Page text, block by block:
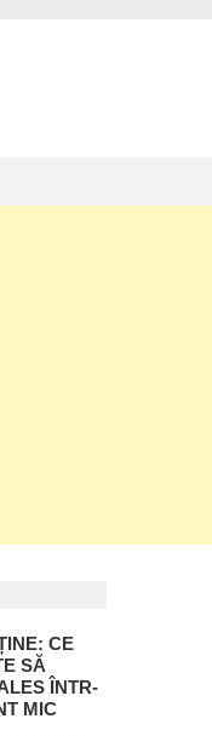
CE
SĂ
ÎNTR-
MIC